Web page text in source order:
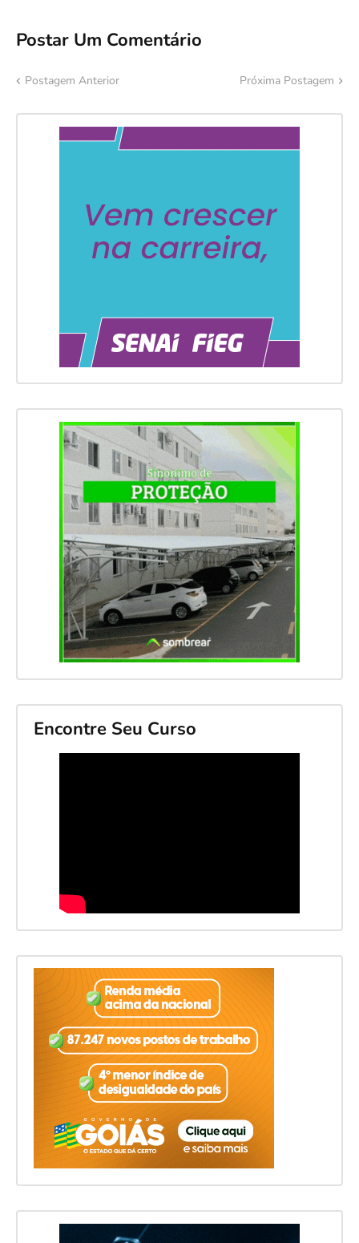
Postar Um Comentário
Postagem Anterior Próxima Postagem
Encontre Seu Curso